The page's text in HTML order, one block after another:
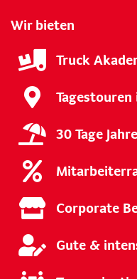
Wir bieten
Truck
30 Tage
Corporate
Gute &